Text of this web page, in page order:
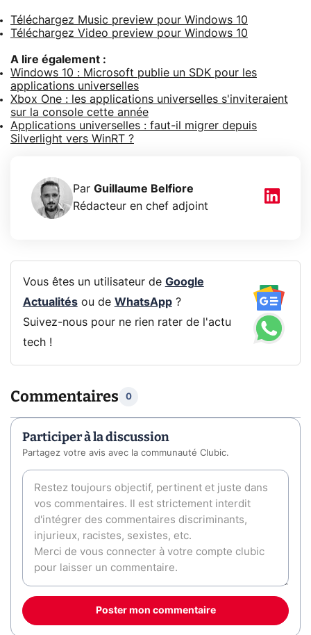
Téléchargez Music preview pour Windows 10
Téléchargez Video preview pour Windows 10
A lire également :
Windows 10 : Microsoft publie un SDK pour les
applications universelles
Xbox One : les applications universelles s'inviteraient
sur la console cette année
Applications universelles : faut-il migrer depuis
Silverlight vers WinRT ?
Par Guillaume Belfiore
Rédacteur en chef adjoint
Vous êtes un utilisateur de Google
Actualitésou de WhatsApp?
Suivez-nous pour ne rien rater de l'actu
tech !
Commentaires 0
Participer à la discussion
Partagez votre avis avec la communauté Clubic.
Poster mon commentaire